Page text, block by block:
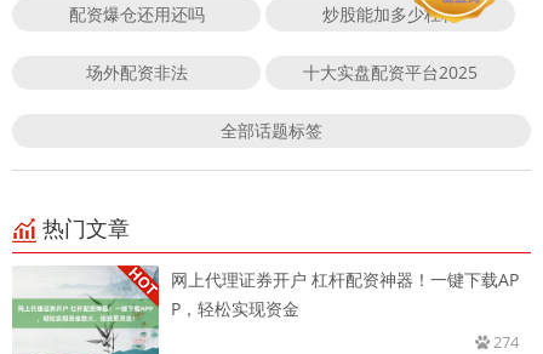
配资爆仓还用还吗 炒股能加多少杠杆
场外配资非法 十大实盘配资平台2025
全部话题标签
热门文章
网上代理证券开户 杠杆配资神器！一键下载AP
P，轻松实现资金
274